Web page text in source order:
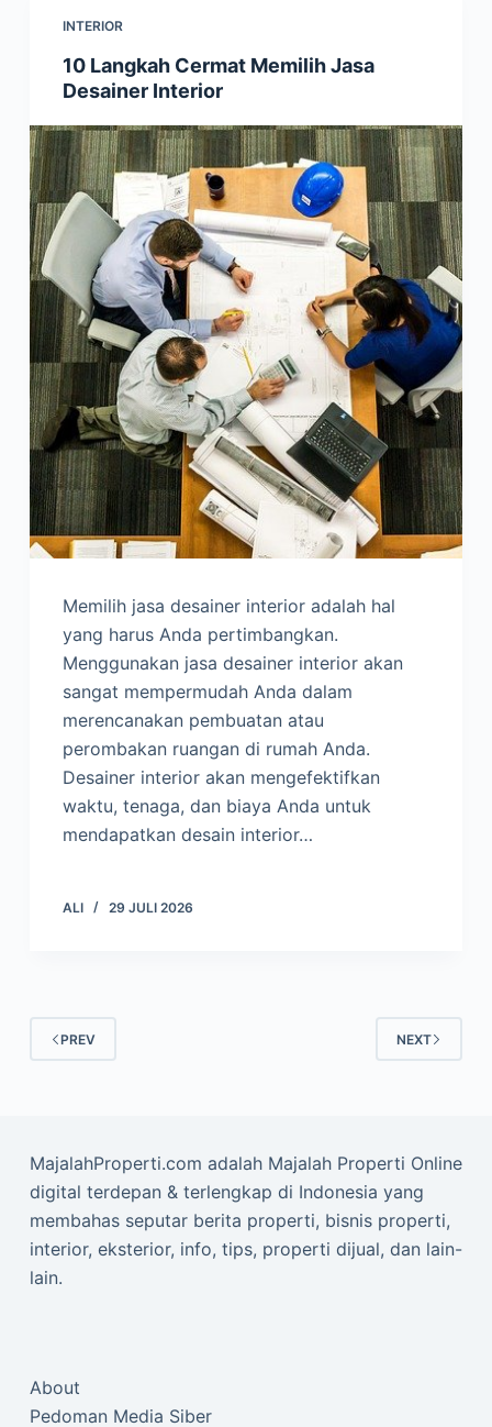
INTERIOR
10 Langkah Cermat Memilih Jasa
Desainer Interior
Memilih jasa desainer interior adalah hal
yang harus Anda pertimbangkan.
Menggunakan jasa desainer interior akan
sangat mempermudah Anda dalam
merencanakan pembuatan atau
perombakan ruangan di rumah Anda.
Desainer interior akan mengefektifkan
waktu, tenaga, dan biaya Anda untuk
mendapatkan desain interior…
ALI 29 JULI 2026
PREV NEXT
MajalahProperti.com adalah Majalah Properti Online
digital terdepan & terlengkap di Indonesia yang
membahas seputar berita properti, bisnis properti,
interior, eksterior, info, tips, properti dijual, dan lain-
lain.
About
Pedoman Media Siber